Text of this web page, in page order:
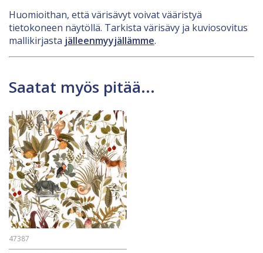
Huomioithan, että värisävyt voivat vääristyä
tietokoneen näytöllä. Tarkista värisävy ja kuviosovitus
mallikirjasta jälleenmyyjällämme.
Saatat myös pitää...
47387